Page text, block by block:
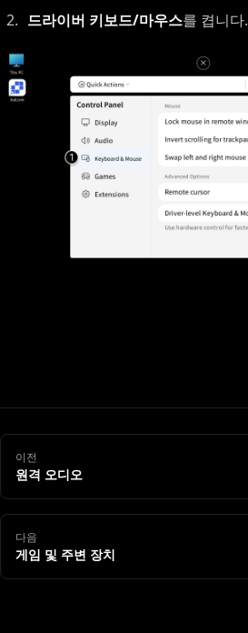
드라이버 키보드/마우스를 켭니다.
이전
원격 오디오
다음
게임 및 주변 장치